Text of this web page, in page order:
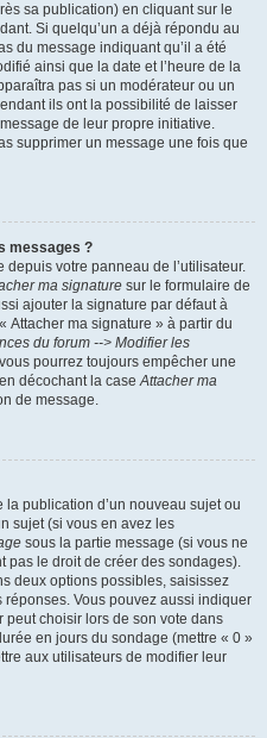
sa publication) en cliquant sur le
Si quelqu’un a déjà répondu au
du message indiquant qu’il a été
ainsi que la date et l’heure de la
pas si un modérateur ou un
ils ont la possibilité de laisser
de leur propre initiative.
supprimer un message une fois que
messages ?
depuis votre panneau de l’utilisateur.
ma signature sur le formulaire de
ajouter la signature par défaut à
Attacher ma signature » à partir du
du forum --> Modifier les
pourrez toujours empêcher une
décochant la caseAttacher ma
de message.
la publication d’un nouveau sujet ou
sujet (si vous en avez les
sous la partie message (si vous ne
pas le droit de créer des sondages).
deux options possibles, saisissez
Vous pouvez aussi indiquer
peut choisir lors de son vote dans
en jours du sondage (mettre « 0 »
aux utilisateurs de modifier leur